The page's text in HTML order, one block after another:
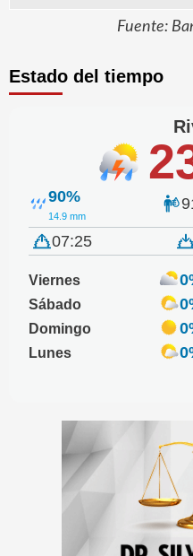
Fuente:
Estado del tiempo
90%
14.9 mm
07:25
Viernes
Sábado
Domingo
Lunes